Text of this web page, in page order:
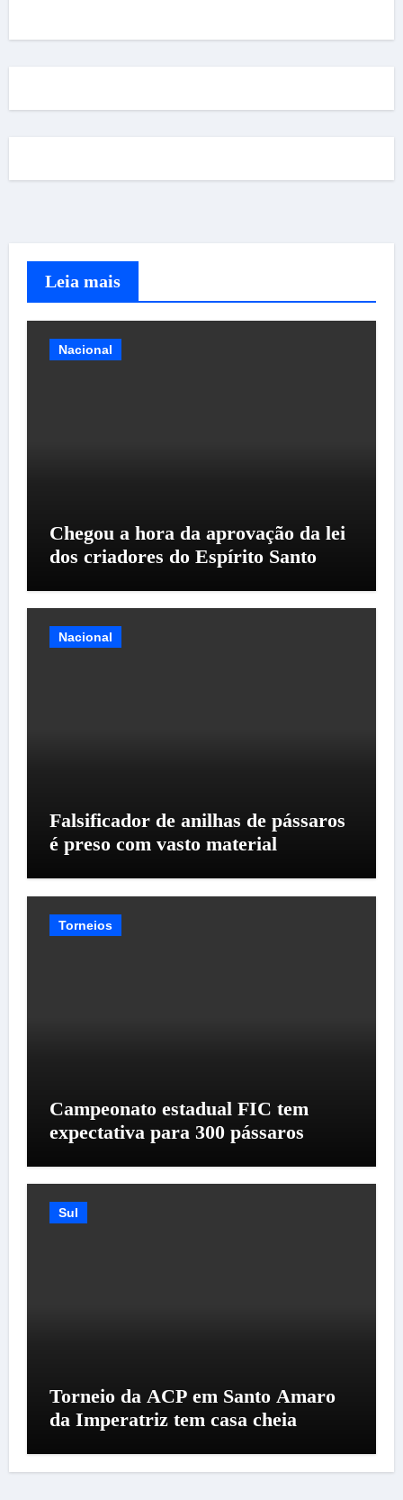
Leia mais
Nacional
Chegou a hora da aprovação da lei
dos criadores do Espírito Santo
Nacional
Falsificador de anilhas de pássaros
é preso com vasto material
Torneios
Campeonato estadual FIC tem
expectativa para 300 pássaros
Sul
Torneio da ACP em Santo Amaro
da Imperatriz tem casa cheia